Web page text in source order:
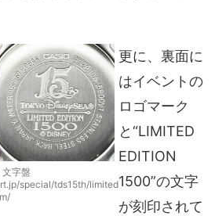
文字盤
special/tds15th/limited
更に、裏面に
はイベントの
ロゴマーク
と“LIMITED
EDITION
1500”の文字
が刻印されて